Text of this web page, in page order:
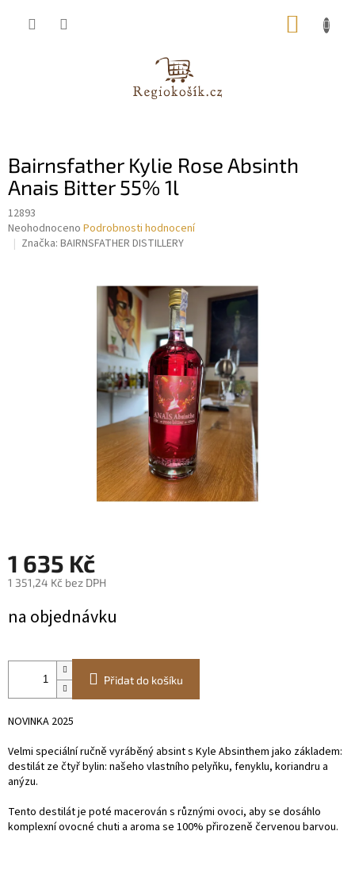
Bairnsfather Kylie Rose Absinth
Anais Bitter 55% 1l
12893
Průměrné
hodnocení
Neohodnoceno Podrobnosti hodnocení
Značka: BAIRNSFATHER DISTILLERY
1 635 Kč
1 351,24 Kč bez DPH
cena:
na objednávku
Přidat do košíku
NOVINKA 2025
Velmi speciální ručně vyráběný absint s Kyle Absinthem jako základem:
destilát ze čtyř bylin: našeho vlastního pelyňku, fenyklu, koriandru a
anýzu.
Tento destilát je poté macerován s různými ovoci, aby se dosáhlo
komplexní ovocné chuti a aroma se 100% přirozeně červenou barvou.